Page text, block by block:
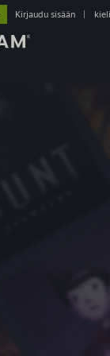
Kirjaudu sisään kieli